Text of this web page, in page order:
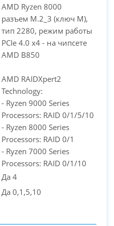
AMD Ryzen 8000
разъем M.2_3 (ключ M),
тип 2280, режим работы
PCIe 4.0 x4 - на чипсете
AMD B850
AMD RAIDXpert2
Technology:
- Ryzen 9000 Series
Processors: RAID 0/1/5/10
- Ryzen 8000 Series
Processors: RAID 0/1
- Ryzen 7000 Series
Processors: RAID 0/1/10
Да 4
Да 0,1,5,10